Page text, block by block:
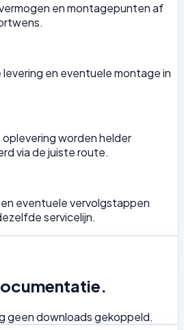
en montagepunten af
levering en eventuele montage in
worden helder
via de juiste route.
eventuele vervolgstappen
servicelijn.
geen downloads gekoppeld.